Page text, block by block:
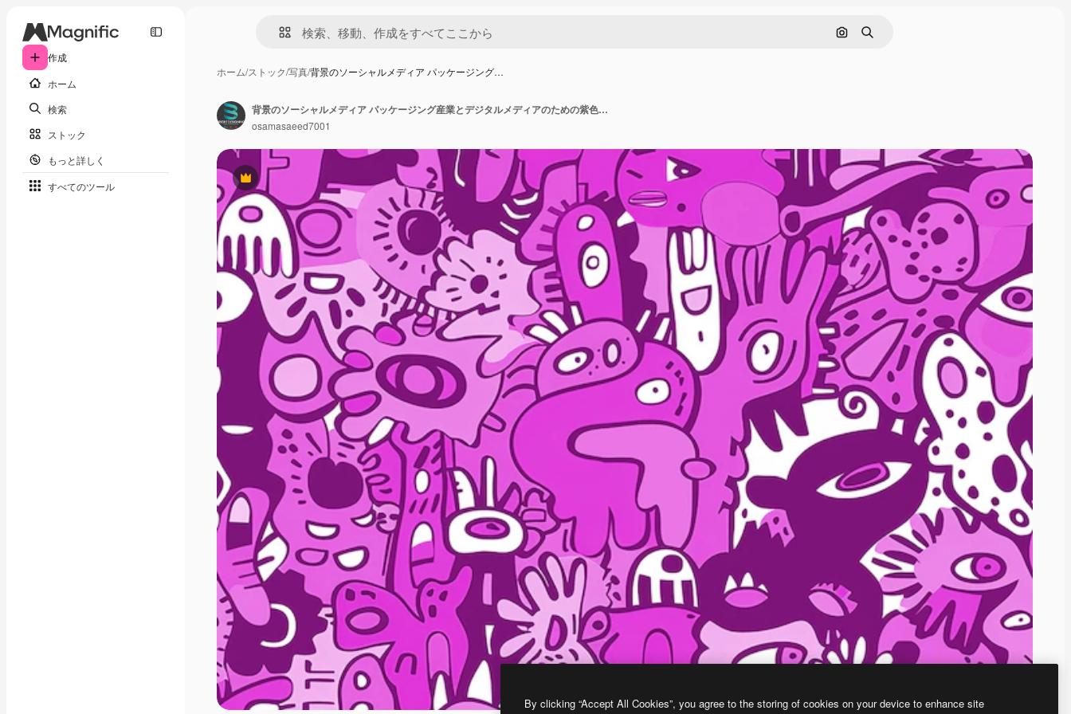
作成
ホーム
検索
ストック
もっと詳しく
すべてのツール
画像で検索
検索
ホーム/ストック/写真/背景のソーシャルメディア パッケージング…
Premium
背景のソーシャルメディア パッケージング産業とデジタルメディアのための紫色のドードルパターン
osamasaeed7001
By clicking “Accept All Cookies”, you agree to the storing of cookies on your device to enhance site